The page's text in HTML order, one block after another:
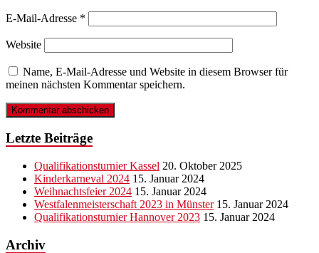
E-Mail-Adresse *
Website
Name, E-Mail-Adresse und Website in diesem Browser für
meinen nächsten Kommentar speichern.
Letzte Beiträge
Qualifikationsturnier Kassel 20. Oktober 2025
Kinderkarneval 2024 15. Januar 2024
Weihnachtsfeier 2024 15. Januar 2024
Westfalenmeisterschaft 2023 in Münster 15. Januar 2024
Qualifikationsturnier Hannover 2023 15. Januar 2024
Archiv